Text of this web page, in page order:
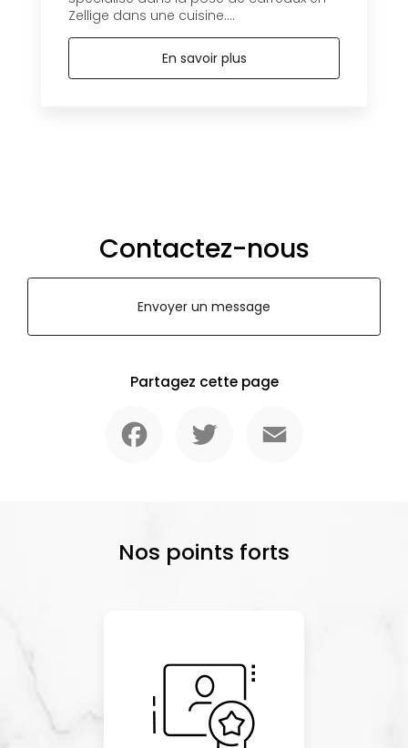
Zellige dans une cuisine....
En savoir plus
Contactez-nous
Envoyer un message
Partagez cette page
Nos points forts